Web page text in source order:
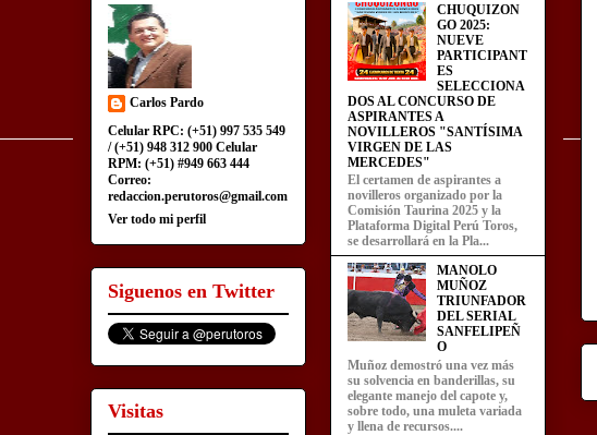
Carlos Pardo
Celular RPC: (+51) 997 535 549
/ (+51) 948 312 900 Celular
RPM: (+51) #949 663 444
Correo:
redaccion.perutoros@gmail.com
Ver todo mi perfil
Siguenos en Twitter
Visitas
CHUQUIZON
GO 2025:
NUEVE
PARTICIPANT
ES
SELECCIONA
DOS AL CONCURSO DE
ASPIRANTES A
NOVILLEROS "SANTÍSIMA
VIRGEN DE LAS
MERCEDES"
El certamen de aspirantes a
novilleros organizado por la
Comisión Taurina 2025 y la
Plataforma Digital Perú Toros,
se desarrollará en la Pla...
MANOLO
MUÑOZ
TRIUNFADOR
DEL SERIAL
SANFELIPEÑ
O
Muñoz demostró una vez más
su solvencia en banderillas, su
elegante manejo del capote y,
sobre todo, una muleta variada
y llena de recursos....